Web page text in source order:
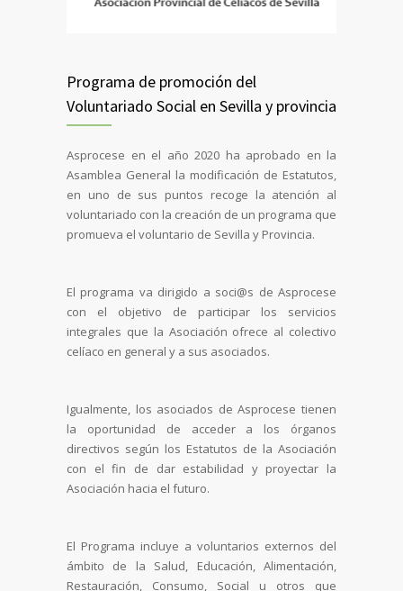
Programa de promoción del
Voluntariado Social en Sevilla y provincia
Asprocese en el año 2020 ha aprobado en la
Asamblea General la modificación de Estatutos,
en uno de sus puntos recoge la atención al
voluntariado con la creación de un programa que
promueva el voluntario de Sevilla y Provincia.
El programa va dirigido a soci@s de Asprocese
con el objetivo de participar los servicios
integrales que la Asociación ofrece al colectivo
celíaco en general y a sus asociados.
Igualmente, los asociados de Asprocese tienen
la oportunidad de acceder a los órganos
directivos según los Estatutos de la Asociación
con el fin de dar estabilidad y proyectar la
Asociación hacia el futuro.
El Programa incluye a voluntarios externos del
ámbito de la Salud, Educación, Alimentación,
Restauración, Consumo, Social u otros que